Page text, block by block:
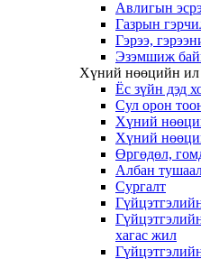
Авлигын
Газрын
Гэрээ,
Эзэмшиж
Хүний нөөцийн ил
Ёс зүйн дэд
Сул орон
Хүний
Хүний
Өргөдөл,
Албан
Сургалт
хагас жил